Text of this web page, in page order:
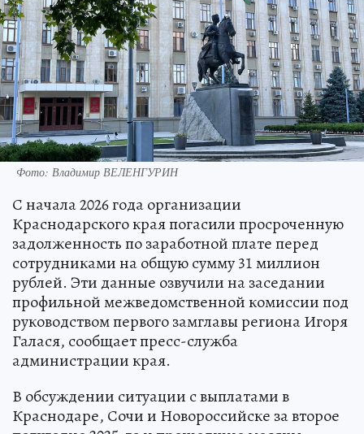
Фото: Владимир ВЕЛЕНГУРИН
С начала 2026 года организации
Краснодарского края погасили просроченную
задолженность по заработной плате перед
сотрудниками на общую сумму 31 миллион
рублей. Эти данные озвучили на заседании
профильной межведомственной комиссии под
руководством первого замглавы региона Игоря
Галася, сообщает пресс-служба
администрации края.
В обсуждении ситуации с выплатами в
Краснодаре, Сочи и Новороссийске за второе